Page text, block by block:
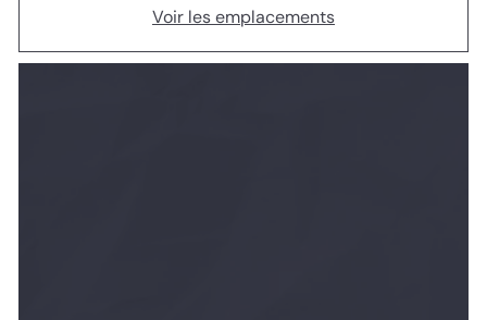
Voir les emplacements